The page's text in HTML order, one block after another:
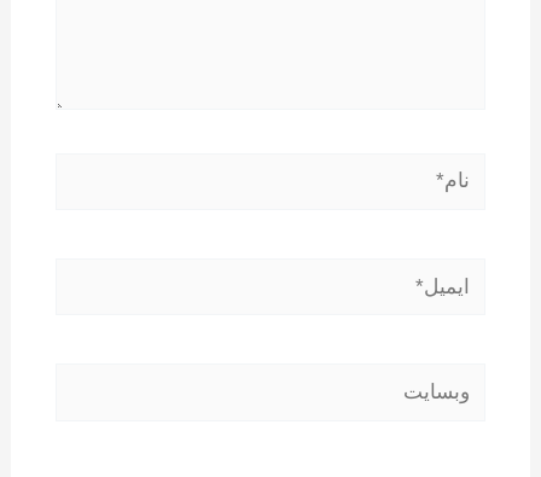
نام*
ایمیل*
وبسایت